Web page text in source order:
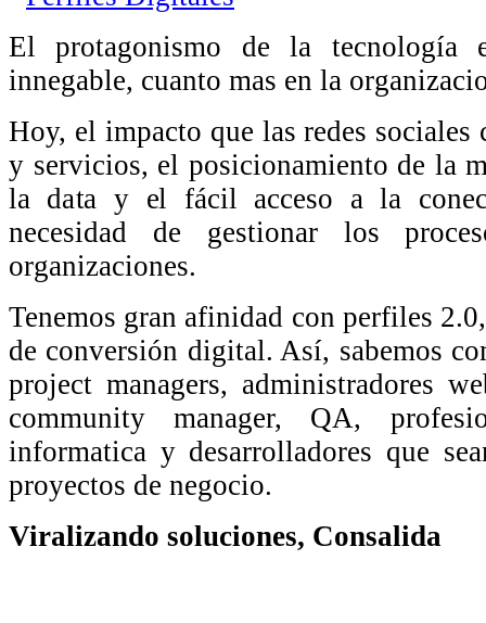
El protagonismo de la
innegable, cuanto mas en la
Hoy, el impacto que las redes sociales
y servicios, el posicionamiento de la
la data y el fácil acceso a la
necesidad de gestionar los
organizaciones.
Tenemos gran afinidad con perfiles
de conversión digital. Así, sabemos
project managers, administradores
community manager, QA,
informatica y desarrolladores que
proyectos de negocio.
Viralizando soluciones, Consalida